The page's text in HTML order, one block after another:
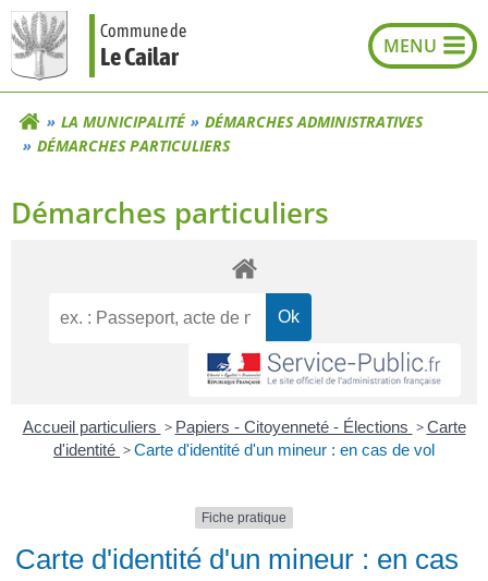
Aller
au
contenu
Commune de
Le Cailar
LA MUNICIPALITÉ
DÉMARCHES ADMINISTRATIVES
DÉMARCHES PARTICULIERS
Démarches particuliers
Accueil particuliers > Papiers - Citoyenneté - Élections > Carte
d'identité >Carte d'identité d'un mineur : en cas de vol
Fiche pratique
Carte d'identité d'un mineur : en cas